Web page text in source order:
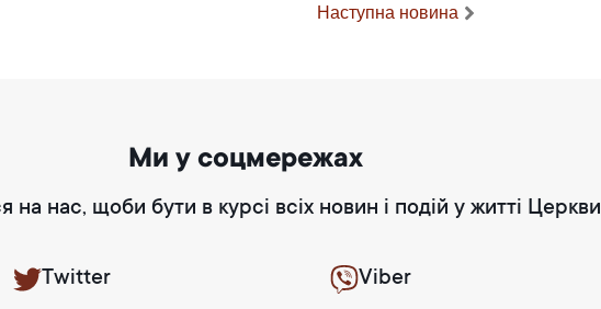
Наступна новина
Ми у соцмережах
на нас, щоби бути в курсі всіх новин і подій у житті Церкви
Twitter Viber